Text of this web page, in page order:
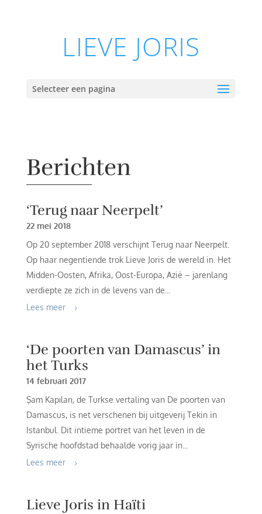
LIEVE JORIS
Selecteer een pagina
Berichten
‘Terug naar Neerpelt’
22 mei 2018
Op 20 september 2018 verschijnt Terug naar Neerpelt.
Op haar negentiende trok Lieve Joris de wereld in. Het
Midden-Oosten, Afrika, Oost-Europa, Azië – jarenlang
verdiepte ze zich in de levens van de...
Lees meer
‘De poorten van Damascus’ in
het Turks
14 februari 2017
Şam Kapıları, de Turkse vertaling van De poorten van
Damascus, is net verschenen bij uitgeverij Tekin in
Istanbul. Dit intieme portret van het leven in de
Syrische hoofdstad behaalde vorig jaar in...
Lees meer
Lieve Joris in Haïti